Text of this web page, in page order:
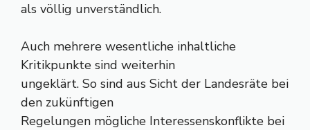
als völlig unverständlich.
Auch mehrere wesentliche inhaltliche
Kritikpunkte sind weiterhin
ungeklärt. So sind aus Sicht der Landesräte bei
den zukünftigen
Regelungen mögliche Interessenskonflikte bei